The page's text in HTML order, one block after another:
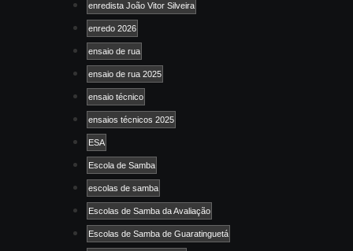
enredista João Vitor Silveira
enredo 2026
ensaio de rua
ensaio de rua 2025
ensaio técnico
ensaios técnicos 2025
ESA
Escola de Samba
escolas de samba
Escolas de Samba da Avaliação
Escolas de Samba de Guaratinguetá